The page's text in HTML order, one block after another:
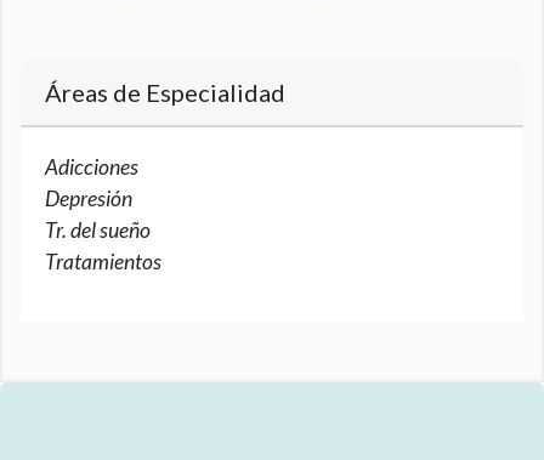
Áreas de Especialidad
Adicciones
Depresión
Tr. del sueño
Tratamientos